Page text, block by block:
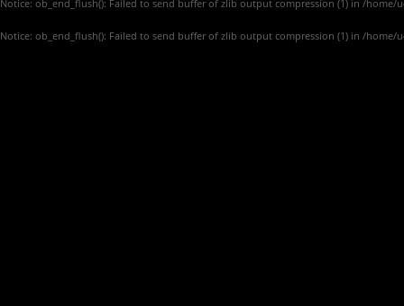
Notice: ob_end_flush(): Failed to send buffer of zlib output compression (1) in /home/
Notice: ob_end_flush(): Failed to send buffer of zlib output compression (1) in /home/